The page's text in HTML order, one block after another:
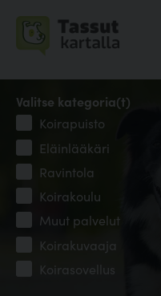
Valitse kategoria(t)
Koirapuisto
Eläinlääkäri
Ravintola
Koirakoulu
Muut palvelut
Koirakuvaaja
Koirasovellus